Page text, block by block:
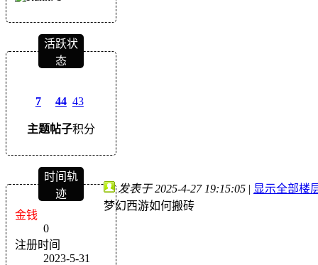
活跃状
态
7
主题
44
帖子
43
积分
时间轨
迹
金钱
0
注册时间
2023-5-31
发表于 2025-4-27 19:15:05 | 显示全部楼
梦幻西游如何搬砖